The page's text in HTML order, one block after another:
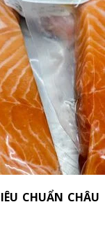
CHUẨN CHÂU